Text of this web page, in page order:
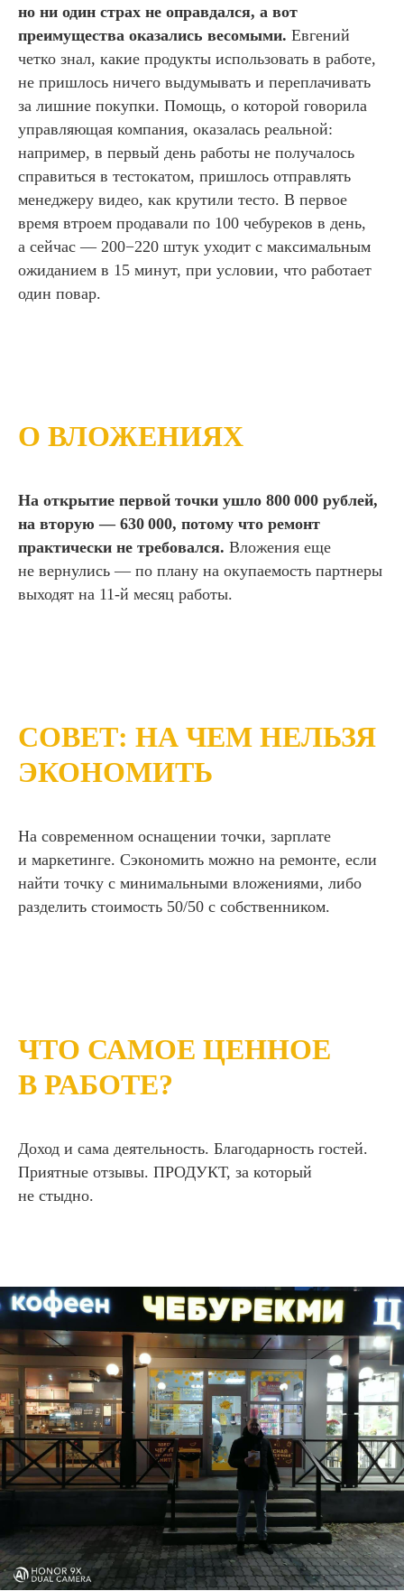
но ни один страх не оправдался, а вот
преимущества оказались весомыми. Евгений
четко знал, какие продукты использовать в работе,
не пришлось ничего выдумывать и переплачивать
за лишние покупки. Помощь, о которой говорила
управляющая компания, оказалась реальной:
например, в первый день работы не получалось
справиться в тестокатом, пришлось отправлять
менеджеру видео, как крутили тесто. В первое
время втроем продавали по 100 чебуреков в день,
а сейчас — 200−220 штук уходит с максимальным
ожиданием в 15 минут, при условии, что работает
один повар.
О ВЛОЖЕНИЯХ
На открытие первой точки ушло 800 000 рублей,
на вторую — 630 000, потому что ремонт
практически не требовался. Вложения еще
не вернулись — по плану на окупаемость партнеры
выходят на 11-й месяц работы.
СОВЕТ: НА ЧЕМ НЕЛЬЗЯ
ЭКОНОМИТЬ
На современном оснащении точки, зарплате
и маркетинге. Сэкономить можно на ремонте, если
найти точку с минимальными вложениями, либо
разделить стоимость 50/50 с собственником.
ЧТО САМОЕ ЦЕННОЕ
В РАБОТЕ?
Доход и сама деятельность. Благодарность гостей.
Приятные отзывы. ПРОДУКТ, за который
не стыдно.